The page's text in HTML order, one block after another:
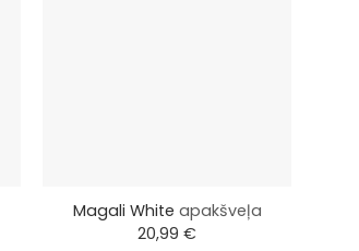
Magali White apakšveļa
20,99 €